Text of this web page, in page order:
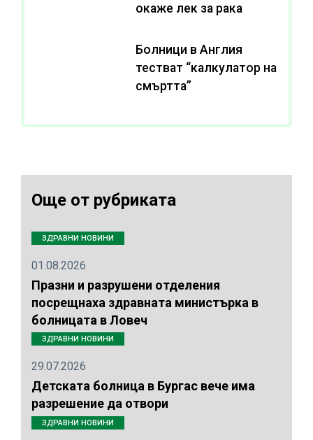
окаже лек за рака
Болници в Англия
тестват “калкулатор на
смъртта”
Още от рубриката
ЗДРАВНИ НОВИНИ
01.08.2026
Празни и разрушени отделения
посрещнаха здравната министърка в
болницата в Ловеч
ЗДРАВНИ НОВИНИ
29.07.2026
Детската болница в Бургас вече има
разрешение да отвори
ЗДРАВНИ НОВИНИ